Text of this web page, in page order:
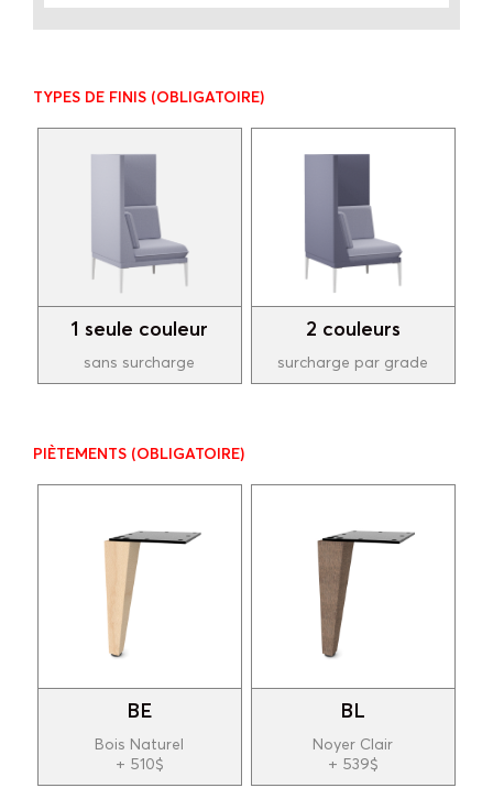
TYPES DE FINIS (OBLIGATOIRE)
1 seule couleur
sans surcharge
2 couleurs
surcharge par grade
PIÈTEMENTS (OBLIGATOIRE)
BE
Bois Naturel
+ 510$
BL
Noyer Clair
+ 539$